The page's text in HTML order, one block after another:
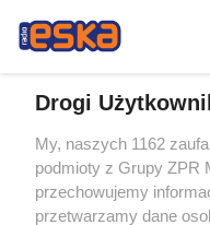
Adam
Drogi
My, naszych 1162
podmioty z Grupy ZPR
przechowujemy
przetwarzamy dane